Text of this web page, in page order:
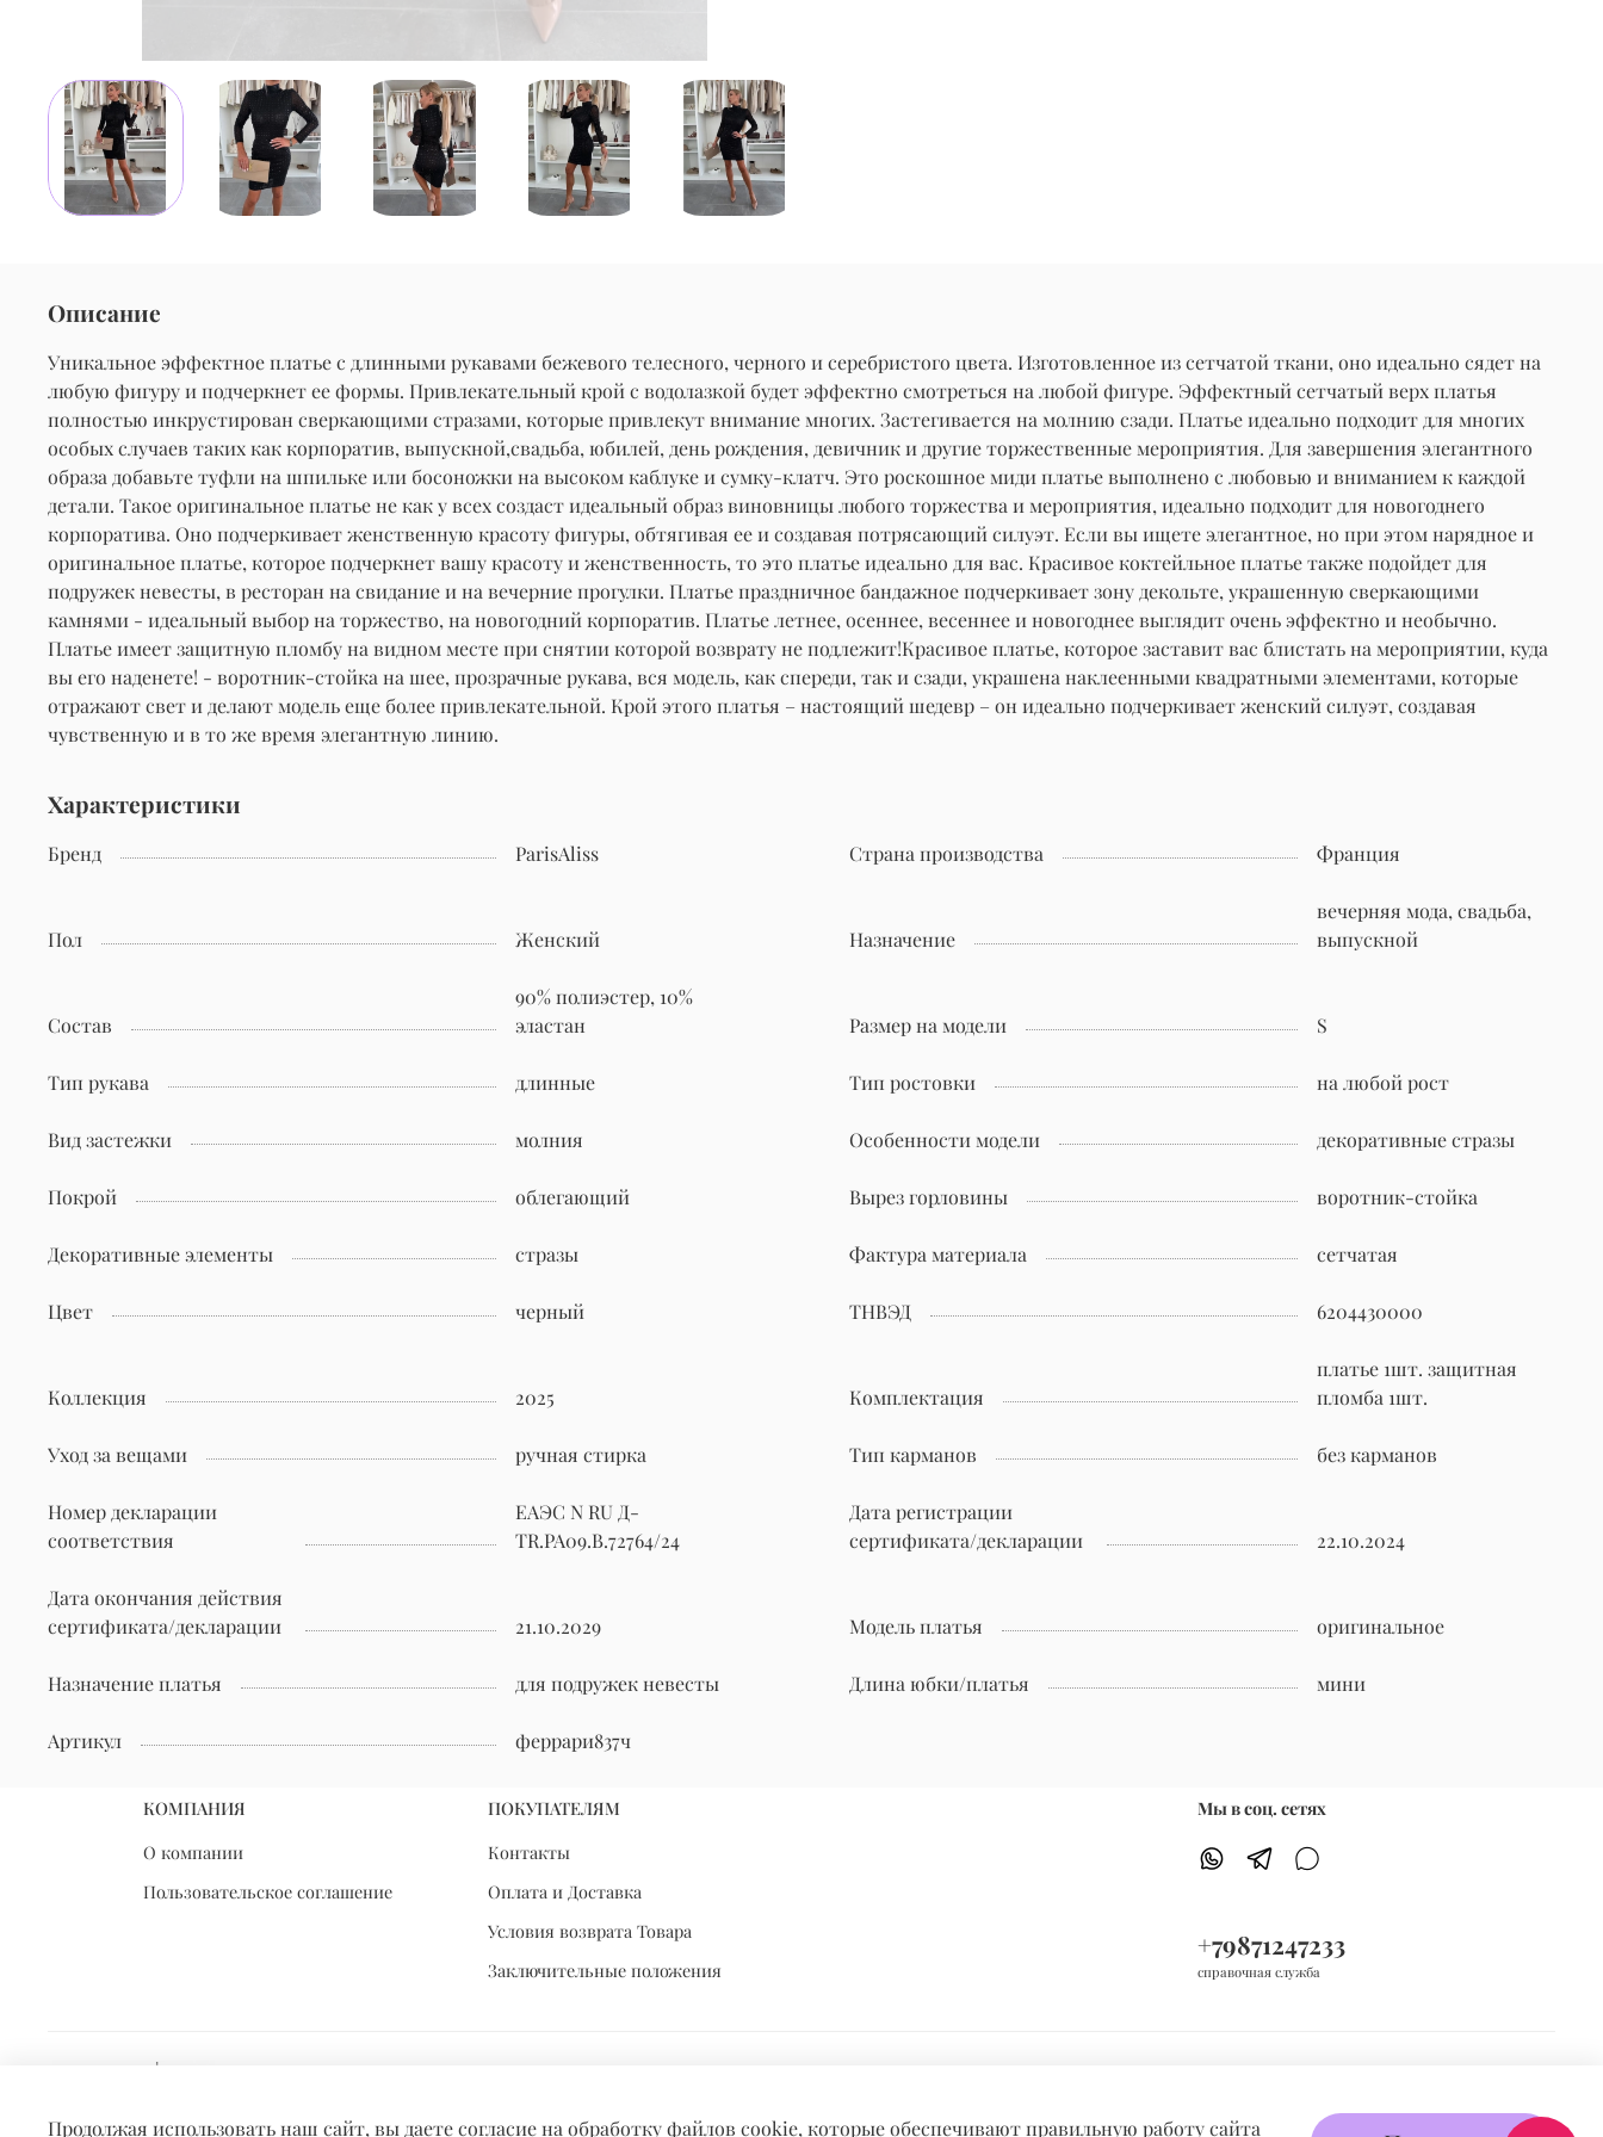
Описание
Уникальное эффектное платье с длинными рукавами бежевого телесного, черного и серебристого цвета. Изготовленное из сетчатой ткани, оно идеально сядет на
любую фигуру и подчеркнет ее формы. Привлекательный крой с водолазкой будет эффектно смотреться на любой фигуре. Эффектный сетчатый верх платья
полностью инкрустирован сверкающими стразами, которые привлекут внимание многих. Застегивается на молнию сзади. Платье идеально подходит для многих
особых случаев таких как корпоратив, выпускной,свадьба, юбилей, день рождения, девичник и другие торжественные мероприятия. Для завершения элегантного
образа добавьте туфли на шпильке или босоножки на высоком каблуке и сумку-клатч. Это роскошное миди платье выполнено с любовью и вниманием к каждой
детали. Такое оригинальное платье не как у всех создаст идеальный образ виновницы любого торжества и мероприятия, идеально подходит для новогоднего
корпоратива. Оно подчеркивает женственную красоту фигуры, обтягивая ее и создавая потрясающий силуэт. Если вы ищете элегантное, но при этом нарядное и
оригинальное платье, которое подчеркнет вашу красоту и женственность, то это платье идеально для вас. Красивое коктейльное платье также подойдет для
подружек невесты, в ресторан на свидание и на вечерние прогулки. Платье праздничное бандажное подчеркивает зону декольте, украшенную сверкающими
камнями - идеальный выбор на торжество, на новогодний корпоратив. Платье летнее, осеннее, весеннее и новогоднее выглядит очень эффектно и необычно.
Платье имеет защитную пломбу на видном месте при снятии которой возврату не подлежит!Красивое платье, которое заставит вас блистать на мероприятии, куда
вы его наденете! - воротник-стойка на шее, прозрачные рукава, вся модель, как спереди, так и сзади, украшена наклеенными квадратными элементами, которые
отражают свет и делают модель еще более привлекательной. Крой этого платья – настоящий шедевр – он идеально подчеркивает женский силуэт, создавая
чувственную и в то же время элегантную линию.
Характеристики
Бренд ParisAliss Страна производства Франция
Пол Женский Назначение
вечерняя мода, свадьба,
выпускной
Состав
90% полиэстер, 10%
эластан
Размер на модели S
Тип рукава длинные Тип ростовки на любой рост
Вид застежки молния Особенности модели декоративные стразы
Покрой облегающий Вырез горловины воротник-стойка
Декоративные элементы стразы Фактура материала сетчатая
Цвет черный ТНВЭД 6204430000
Коллекция 2025 Комплектация
платье 1шт. защитная
пломба 1шт.
Уход за вещами ручная стирка Тип карманов без карманов
Номер декларации
соответствия
ЕАЭС N RU Д-
TR.РА09.В.72764/24
Дата регистрации
сертификата/декларации
22.10.2024
Дата окончания действия
сертификата/декларации
21.10.2029 Модель платья оригинальное
Назначение платья для подружек невесты Длина юбки/платья мини
Артикул феррари837ч
КОМПАНИЯ
О компании
Пользовательское соглашение
ПОКУПАТЕЛЯМ
Контакты
Оплата и Доставка
Условия возврата Товара
Заключительные положения
Мы в соц. сетях
+79871247233
справочная служба
Продолжая использовать наш сайт, вы даете согласие на обработку файлов cookie, которые обеспечивают правильную работу сайта